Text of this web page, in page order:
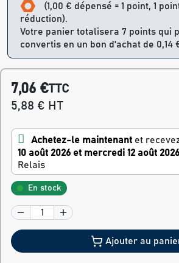
(1,00 € dépensé = 1 point, 1
réduction).
Votre panier totalisera 7 points qui
convertis en un bon d'achat de 0,14
7,06 €TTC
5,88 € HT
Achetez-le maintenant et
10 août 2026 et mercredi 12 août 2026
Relais
En stock
Ajouter au